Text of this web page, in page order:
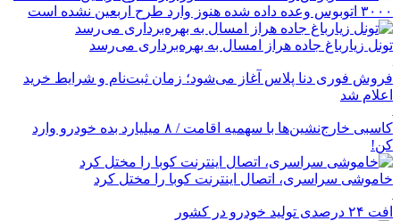
۳۰۰۰ اتوبوس وعده داده شده هنوز وارد طرح اربعین نشده است
تونل زیارباغ جاده هراز امسال به بهره‌برداری می‌رسد
فروش فوری دنا پلاس آغاز می‌شود؛ زمان ثبت‌نام و شرایط خرید
اعلام شد
کاسبی خارج‌نشین‌ها با سهمیه اقامت / ۸ میلیارد بده خودرو وارد
کن!
خاموشی سراسری، اتصال اینترنت کوبا را مختل کرد
افت ۲۴ درصدی تولید خودرو در کشور